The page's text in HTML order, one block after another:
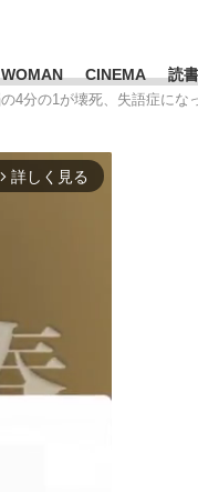
WOMAN CINEMA 読書
分の1が壊死、失語症にな
arrow_forward_ios 詳しく見る